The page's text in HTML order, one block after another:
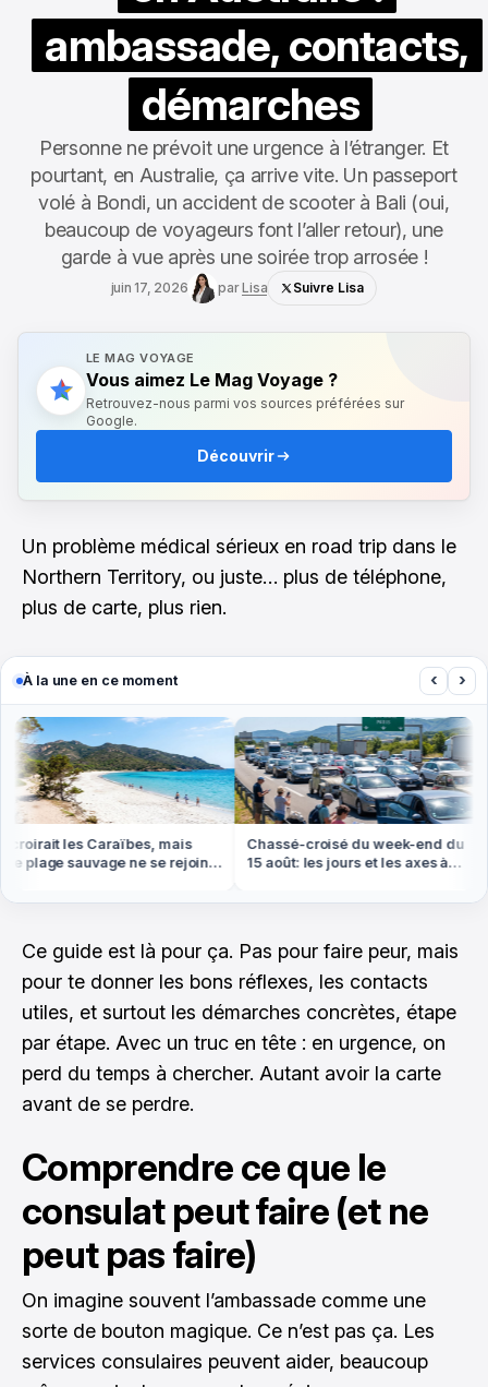
ambassade, contacts,
démarches
Personne ne prévoit une urgence à l’étranger. Et
pourtant, en Australie, ça arrive vite. Un passeport
volé à Bondi, un accident de scooter à Bali (oui,
beaucoup de voyageurs font l’aller retour), une
garde à vue après une soirée trop arrosée !
juin 17, 2026 parLisa Suivre Lisa
LE MAG VOYAGE
Vous aimez Le Mag Voyage ?
Retrouvez-nous parmi vos sources préférées sur
Google.
Découvrir
Un problème médical sérieux en road trip dans le
Northern Territory, ou juste… plus de téléphone,
plus de carte, plus rien.
À la une en ce moment ‹ ›
les Caraïbes, mais
plage sauvage ne se rejoint
Chassé-croisé du week-end du
15 août: les jours et les axes à
Ce guide est là pour ça. Pas pour faire peur, mais
pour te donner les bons réflexes, les contacts
utiles, et surtout les démarches concrètes, étape
par étape. Avec un truc en tête : en urgence, on
perd du temps à chercher. Autant avoir la carte
avant de se perdre.
Comprendre ce que le
consulat peut faire (et ne
peut pas faire)
On imagine souvent l’ambassade comme une
sorte de bouton magique. Ce n’est pas ça. Les
services consulaires peuvent aider, beaucoup